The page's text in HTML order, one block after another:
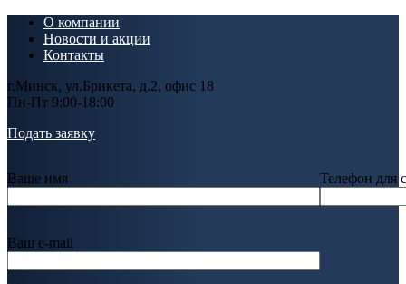
О компании
Новости и акции
Контакты
г.Минск, ул.Брикета, д.2, офис 18
Пн-Пт 9:00-18:00
Подать заявку
Ваше имя Телефон для
Ваш e-mail